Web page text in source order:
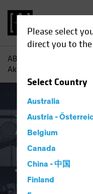
Please select
direct you to
SelectCountry
Australia
Austria -
Belgium
Canada
China - 中国
Finland
AB
Aktien nach dem großen
Technologie und
Aktien Blog